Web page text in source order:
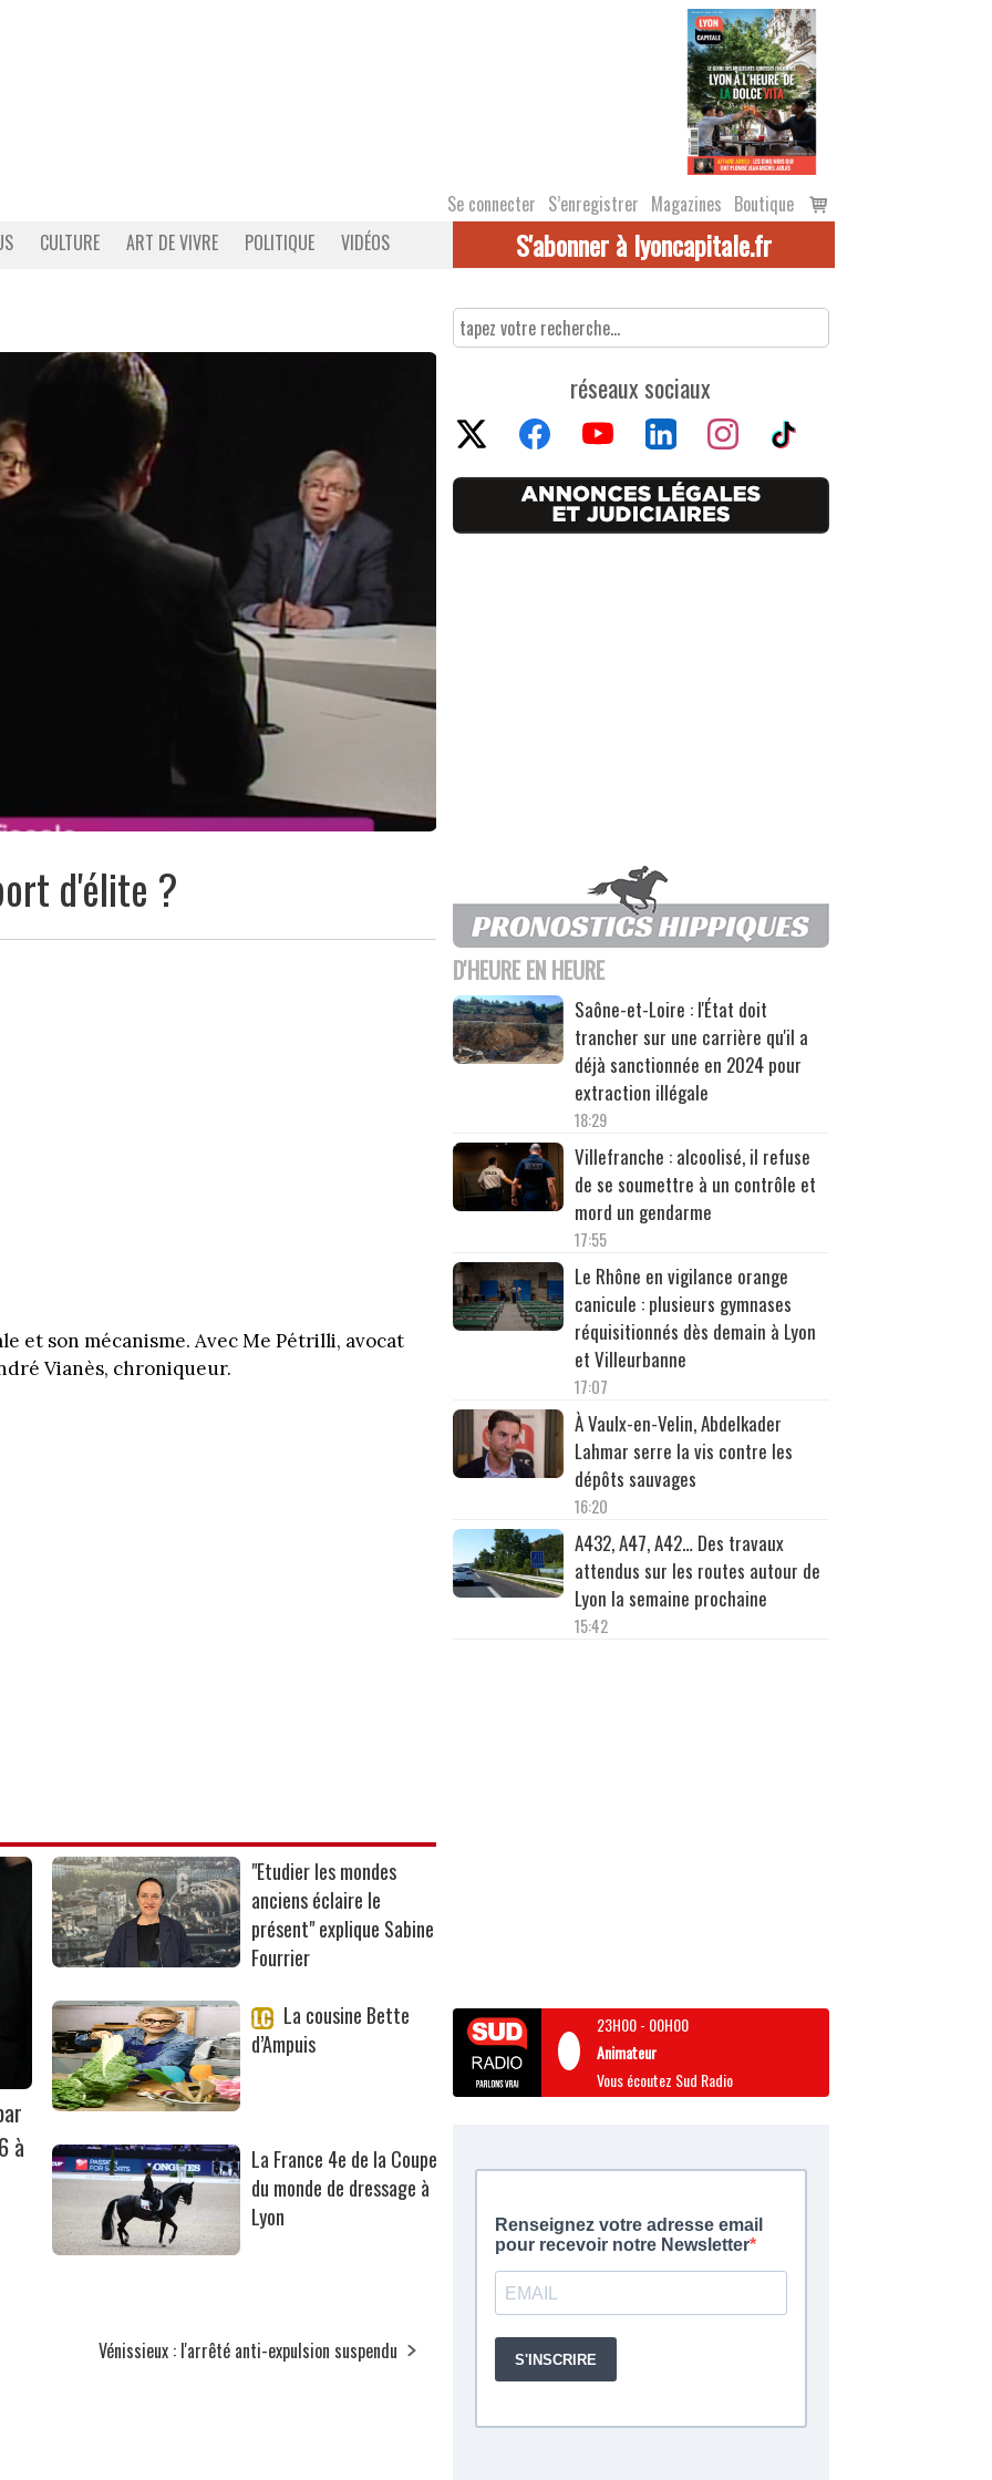
Se connecter S’enregistrer Magazines Boutique
Voir
le
CULTURE ART DE VIVRE POLITIQUE VIDÉOS S'abonner à lyoncapitale.fr
d'élite ?
et son mécanisme. Avec Me Pétrilli, avocat
Vianès, chroniqueur.
à
"Etudier les mondes
anciens éclaire le
présent" explique Sabine
Fourrier
La cousine Bette
d’Ampuis
La France 4e de la Coupe
du monde de dressage à
Lyon
Vénissieux : l'arrêté anti-expulsion suspendu
réseaux sociaux
D'HEURE EN HEURE
Saône-et-Loire : l'État doit
trancher sur une carrière qu'il a
déjà sanctionnée en 2024 pour
extraction illégale
18:29
Villefranche : alcoolisé, il refuse
de se soumettre à un contrôle et
mord un gendarme
17:55
Le Rhône en vigilance orange
canicule : plusieurs gymnases
réquisitionnés dès demain à Lyon
et Villeurbanne
17:07
À Vaulx-en-Velin, Abdelkader
Lahmar serre la vis contre les
dépôts sauvages
16:20
A432, A47, A42… Des travaux
attendus sur les routes autour de
Lyon la semaine prochaine
15:42
23H00- 00H00
Animateur
Vous écoutez Sud Radio